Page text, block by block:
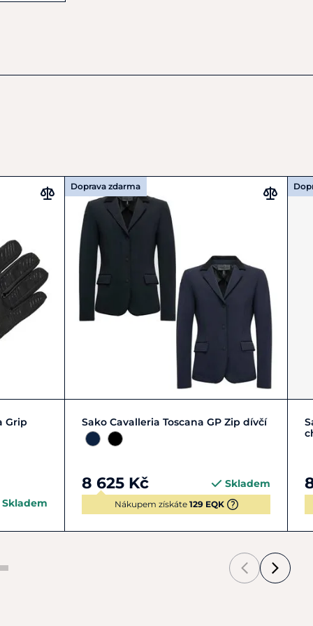
Grip
Skladem
Doprava zdarma
152 158 164 170
Sako Cavalleria Toscana GP Zip dívčí
8 625 Kč Skladem
Nákupem získáte 129 EQK